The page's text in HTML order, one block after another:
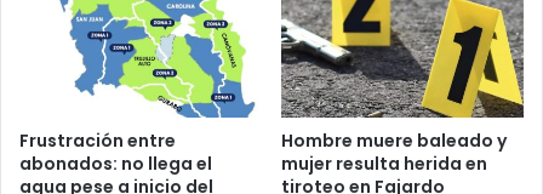
Frustración entre
abonados: no llega el
agua pese a inicio del
Hombre muere baleado y
mujer resulta herida en
tiroteo en Fajardo